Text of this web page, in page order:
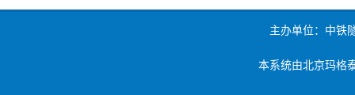
主办单位：中铁
本系统由北京玛格